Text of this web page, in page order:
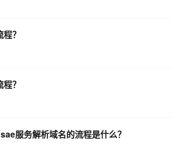
？
？
服务解析域名的流程是什么？